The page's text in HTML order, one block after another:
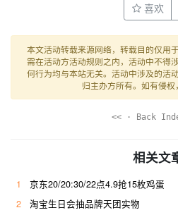
喜欢
本文活动转载来源网络，转载目的仅用
需在活动方活动规则之内，活动中不得
何行为均与本站无关。活动中涉及的活
归主办方所有。如有侵权
<< · Back
相关文
1
京东20/20:30/22点4.9抢15枚鸡蛋
2
淘宝生日会抽品牌天团实物